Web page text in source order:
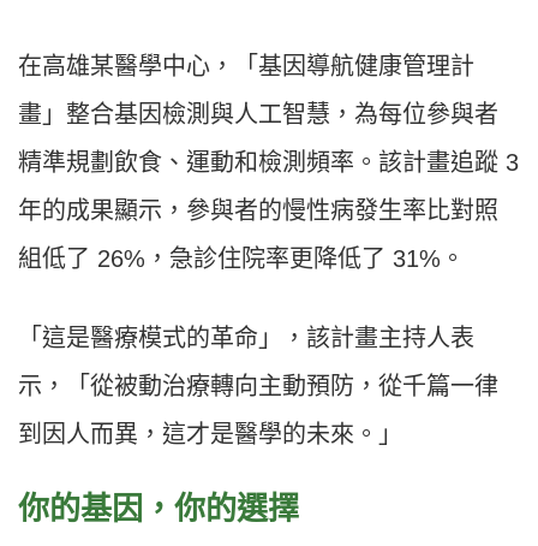
在高雄某醫學中心，「基因導航健康管理計
畫」整合基因檢測與人工智慧，為每位參與者
精準規劃飲食、運動和檢測頻率。該計畫追蹤 3
年的成果顯示，參與者的慢性病發生率比對照
組低了 26%，急診住院率更降低了 31%。
「這是醫療模式的革命」，該計畫主持人表
示，「從被動治療轉向主動預防，從千篇一律
到因人而異，這才是醫學的未來。」
你的基因，你的選擇